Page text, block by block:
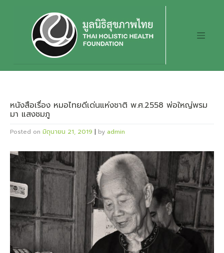
หนังสือเรื่อง หมอไทยดีเด่นแห่งชาติ พ.ศ.2558 พ่อใหญ่พรม
มา แสงชมภู
Posted on มิถุนายน 21, 2019 | by admin